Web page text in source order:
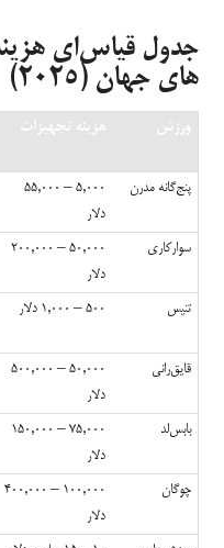
جدول قیاس‌ای
های جهان (۲۰۲۵)
ورزش هزینه تجهیزات
پنج‌گانه مدرن
۵,۰۰۰ – ۵۵,۰۰۰
دلار
سوارکاری
۵۰,۰۰۰ – ۲۰۰,۰۰۰
دلار
تنیس ۵۰۰ – ۱,۰۰۰ دلار
قایق‌رانی
۵۰,۰۰۰ – ۵۰۰,۰۰۰
دلار
بابس‌لد
۷۵,۰۰۰ – ۱۵۰,۰۰۰
دلار
چوگان
۱۰۰,۰۰۰ – ۴۰۰,۰۰۰
دلار